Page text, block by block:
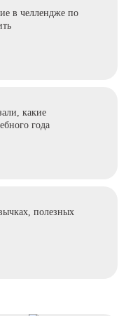
в челлендже по
какие
года
полезных